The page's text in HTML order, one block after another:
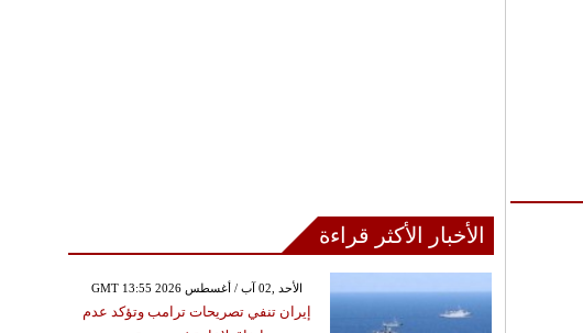
الأخبار الأكثر قراءة
GMT 13:55 2026 الأحد ,02 آب / أغسطس
إيران تنفي تصريحات ترامب وتؤكد عدم